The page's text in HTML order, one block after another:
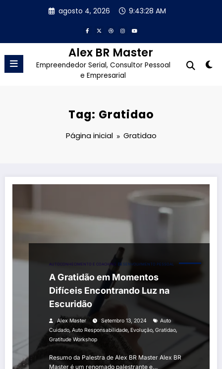
agosto 4, 2026 9:43:29 AM
Alex BR Master
Empreendedor Serial, Consultor Pessoal
e Empresarial
Tag: Gratidao
Página inicial Gratidao
AUTOCONHECIMENTO E COACHING DESENVOLVIMENTO PESSOAL
A Gratidão em Momentos
Difíceis Encontrando Luz na
Escuridão
Alex Master Setembro 13, 2024
Auto
Cuidado, Auto Responsabilidade, Evolução, Gratidao,
Gratitude Workshop
Resumo da Palestra de Alex BR Master Alex BR
Master é um renomado palestrante e…